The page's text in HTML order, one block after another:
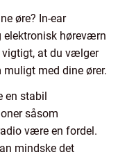
øre? In-ear
elektronisk høreværn
vigtigt, at du vælger
med dine ører.
en stabil
såsom
være en fordel.
mindske det